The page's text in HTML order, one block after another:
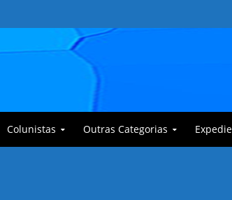
Colunistas Outras Categorias